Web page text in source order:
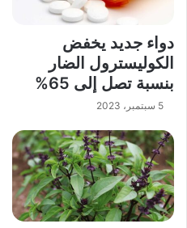
دواء جديد يخفض
الكوليسترول الضار
بنسبة تصل إلى 65%
5 سبتمبر، 2023